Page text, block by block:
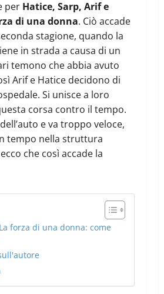
per Hatice, Sarp, Arif e
di una donna. Ciò accade
stagione, quando la
in strada a causa di un
temono che abbia avuto
Arif e Hatice decidono di
Si unisce a loro
corsa contro il tempo.
e va troppo veloce,
tempo nella struttura
che così accade la
forza di una donna: come